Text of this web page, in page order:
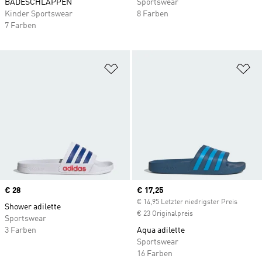
BADESCHLAPPEN
Kinder Sportswear
7 Farben
Sportswear
8 Farben
Price
€ 28
Shower adilette
Sportswear
3 Farben
Current price
€ 17,25
€ 14,95 Letzter niedrigster Preis
€ 23 Originalpreis
Aqua adilette
Sportswear
16 Farben